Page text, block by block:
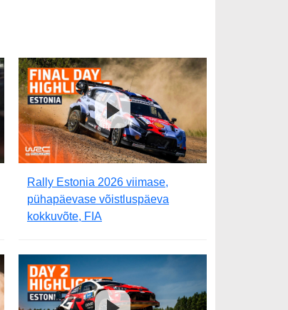
Rally Estonia 2026 viimase,
pühapäevase võistluspäeva
kokkuvõte, FIA